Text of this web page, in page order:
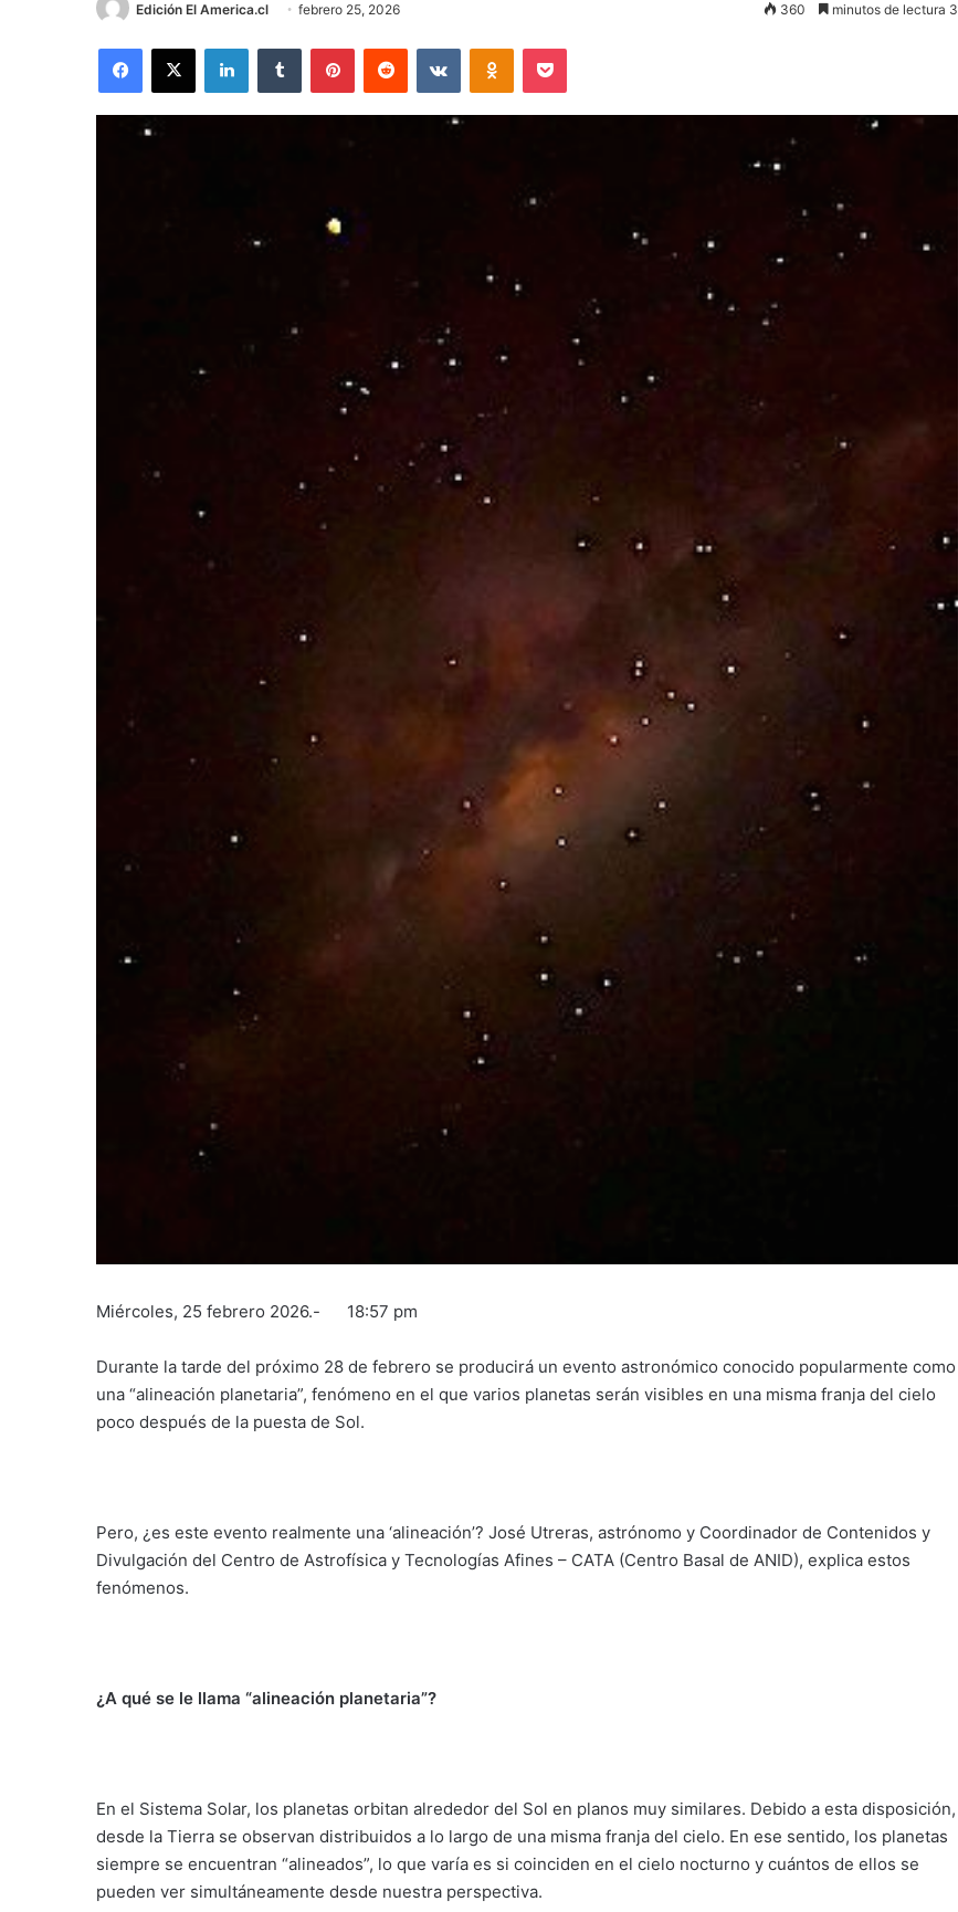
Edición El America.cl febrero 25, 2026 360 minutos de lectura 3
Facebook
X LinkedInTumblr PinterestReddit VKontakteOdnoklassniki
Pocket
Miércoles, 25 febrero 2026.- 18:57 pm
Durante la tarde del próximo 28 de febrero se producirá un evento astronómico conocido popularmente como
una “alineación planetaria”, fenómeno en el que varios planetas serán visibles en una misma franja del cielo
poco después de la puesta de Sol.
Pero, ¿es este evento realmente una ‘alineación’? José Utreras, astrónomo y Coordinador de Contenidos y
Divulgación del Centro de Astrofísica y Tecnologías Afines – CATA (Centro Basal de ANID), explica estos
fenómenos.
¿A qué se le llama “alineación planetaria”?
En el Sistema Solar, los planetas orbitan alrededor del Sol en planos muy similares. Debido a esta disposición,
desde la Tierra se observan distribuidos a lo largo de una misma franja del cielo. En ese sentido, los planetas
siempre se encuentran “alineados”, lo que varía es si coinciden en el cielo nocturno y cuántos de ellos se
pueden ver simultáneamente desde nuestra perspectiva.